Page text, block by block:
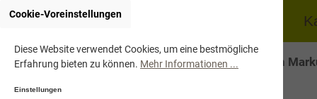
Onlineshop von
Cookie-Voreinstellungen
Diese Website verwendet Cookies, um eine bestmögliche
Erfahrung bieten zu können. Mehr Informationen ...
Einstellungen